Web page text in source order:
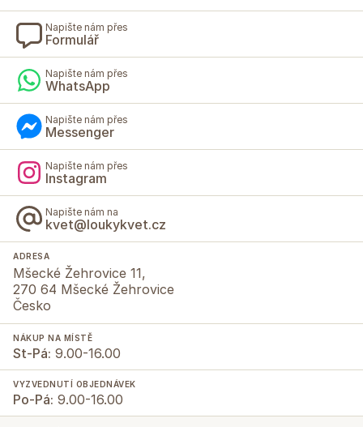
Napište nám přes
Formulář
Napište nám přes
WhatsApp
Napište nám přes
Messenger
Napište nám přes
Instagram
Napište nám na
kvet@loukykvet.cz
ADRESA
Mšecké Žehrovice 11,
270 64 Mšecké Žehrovice
Česko
NÁKUP NA MÍSTĚ
St-Pá: 9.00-16.00
VYZVEDNUTÍ OBJEDNÁVEK
Po-Pá: 9.00-16.00